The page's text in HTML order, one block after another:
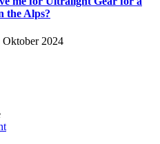
the Alps?
Oktober 2024